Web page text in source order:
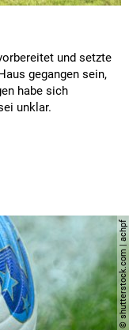
und setzte
gegangen sein,
habe sich
unklar.
© shutterstock.com | achpf